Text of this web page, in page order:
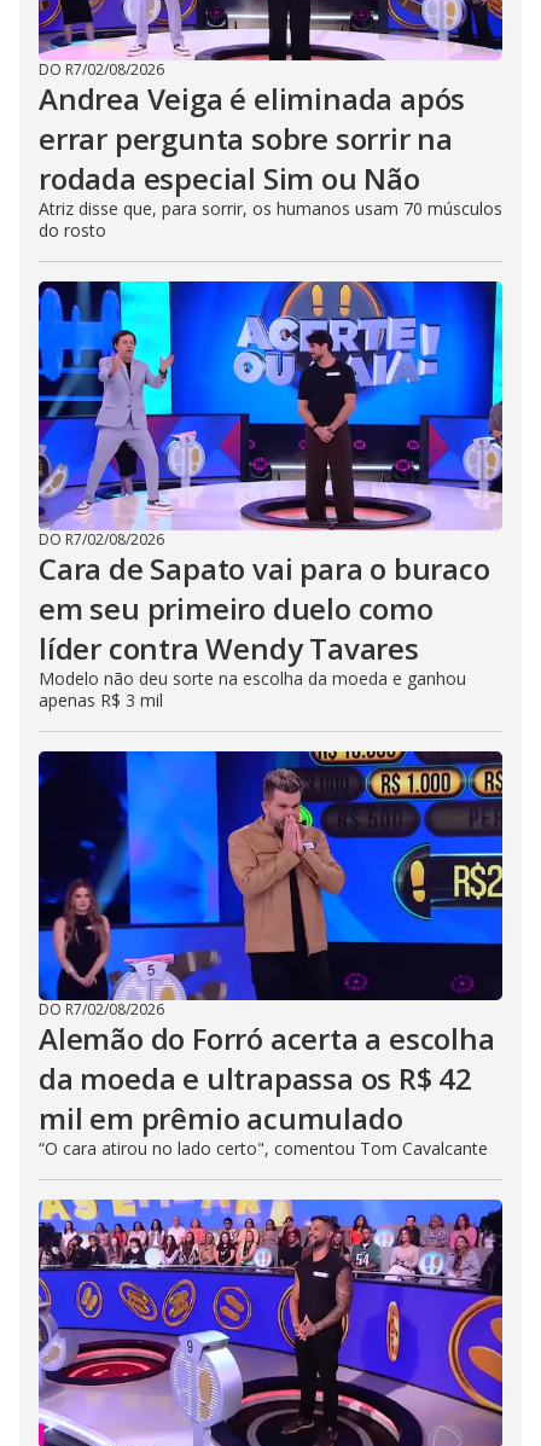
DO R7/02/08/2026
Andrea Veiga é eliminada após
errar pergunta sobre sorrir na
rodada especial Sim ou Não
Atriz disse que, para sorrir, os humanos usam 70 músculos
do rosto
DO R7/02/08/2026
Cara de Sapato vai para o buraco
em seu primeiro duelo como
líder contra Wendy Tavares
Modelo não deu sorte na escolha da moeda e ganhou
apenas R$ 3 mil
DO R7/02/08/2026
Alemão do Forró acerta a escolha
da moeda e ultrapassa os R$ 42
mil em prêmio acumulado
“O cara atirou no lado certo", comentou Tom Cavalcante